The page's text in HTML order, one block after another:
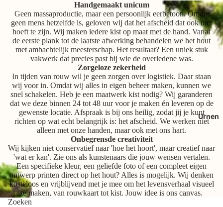
Urnen
Handgemaakt unicum
Geen massaproductie, maar een persoonlijk eerbetoon. Omdat
geen mens hetzelfde is, geloven wij dat het afscheid dat ook niet
hoeft te zijn. Wij maken iedere kist op maat met de hand. Vanaf
de eerste plank tot de laatste afwerking behandelen we het hout
met ambachtelijk meesterschap. Het resultaat? Een uniek stuk
vakwerk dat precies past bij wie de overledene was.
Zorgeloze zekerheid
In tijden van rouw wil je geen zorgen over logistiek. Daar staan
wij voor in. Omdat wij alles in eigen beheer maken, kunnen we
snel schakelen. Heb je een maatwerk kist nodig? Wij garanderen
dat we deze binnen 24 tot 48 uur voor je maken én leveren op de
gewenste locatie. Afspraak is bij ons heilig, zodat jij je kunt
richten op wat echt belangrijk is: het afscheid. We werken niet
alleen met onze handen, maar ook met ons hart.
Onbegrensde creativiteit
Wij kijken niet conservatief naar 'hoe het hoort', maar creatief naar
'wat er kan'. Zie ons als kunstenaars die jouw wensen vertalen.
Een specifieke kleur, een geliefde foto of een compleet eigen
ontwerp printen direct op het hout? Alles is mogelijk. Wij denken
kosteloos en vrijblijvend met je mee om het levensverhaal visueel
te maken, van rouwkaart tot kist. Jouw idee is ons canvas.
Zoeken